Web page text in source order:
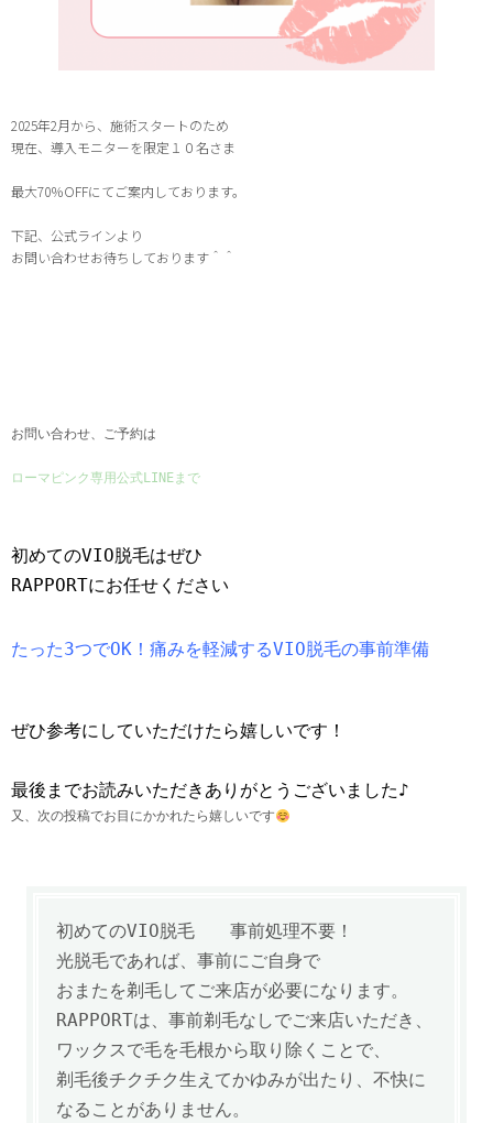
2025年2月から、施術スタートのため
現在、導入モニターを限定１０名さま
最大70％OFFにてご案内しております。
下記、公式ラインより
お問い合わせお待ちしております＾＾
お問い合わせ、ご予約は
ローマピンク専用公式LINEまで
初めてのVIO脱毛はぜひ
RAPPORTにお任せください
たった3つでOK！痛みを軽減するVIO脱毛の事前準備
ぜひ参考にしていただけたら嬉しいです！
最後までお読みいただきありがとうございました♪
又、次の投稿でお目にかかれたら嬉しいです
初めてのVIO脱毛 事前処理不要！
光脱毛であれば、事前にご自身で
おまたを剃毛してご来店が必要になります。
RAPPORTは、事前剃毛なしでご来店いただき、
ワックスで毛を毛根から取り除くことで、
剃毛後チクチク生えてかゆみが出たり、不快に
なることがありません。